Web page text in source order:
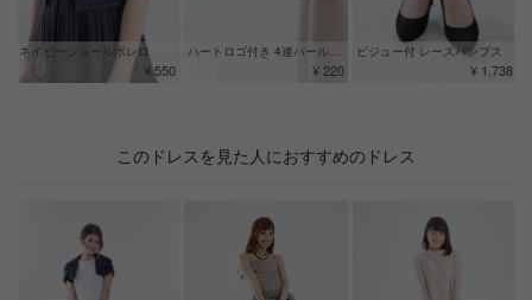
ハートロゴ付き 4連パールブレスレット
¥ 220
ビジュー付 レースパンプス
¥ 1,738
ネイビーショールボレロ
¥ 550
このドレスを見た人におすすめのドレス